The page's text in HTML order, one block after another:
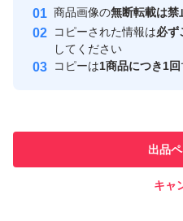
安心取引出品者
取引実績
商品画像の無断転載は禁
コピーされた情報は必ず
してください
コピーは1商品につき1回
出品
キャ